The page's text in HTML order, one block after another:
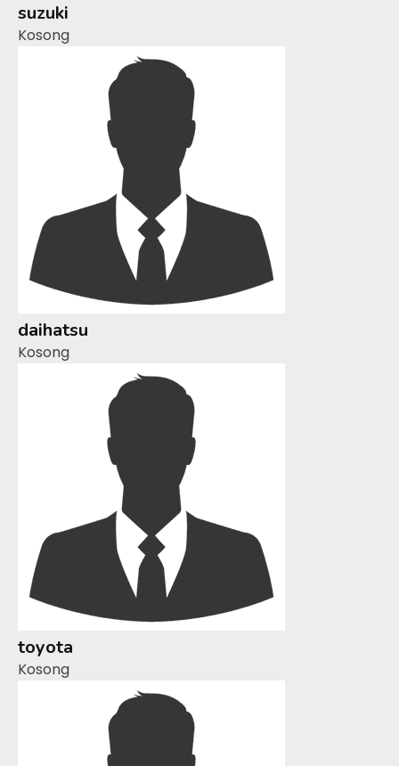
suzuki
Kosong
daihatsu
Kosong
toyota
Kosong